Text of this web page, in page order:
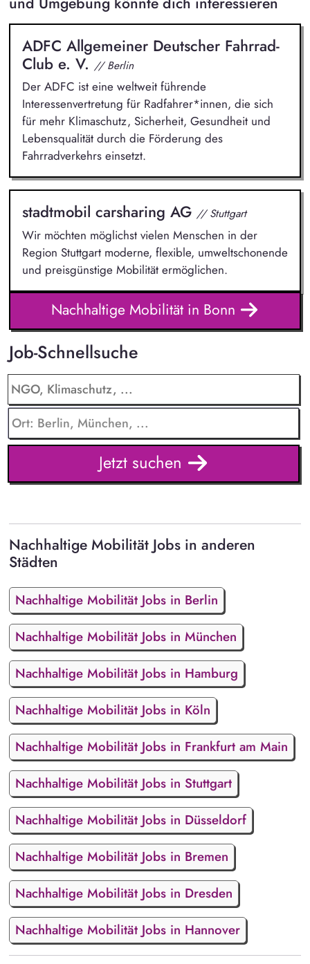
ADFC Allgemeiner Deutscher Fahrrad-
Club e. V. // Berlin
Der ADFC ist eine weltweit führende
Interessenvertretung für Radfahrer*innen, die sich
für mehr Klimaschutz, Sicherheit, Gesundheit und
Lebensqualität durch die Förderung des
Fahrradverkehrs einsetzt.
stadtmobil carsharing AG // Stuttgart
Wir möchten möglichst vielen Menschen in der
Region Stuttgart moderne, flexible, umweltschonende
und preisgünstige Mobilität ermöglichen.
Nachhaltige Mobilität in Bonn
Job-Schnellsuche
Jetzt suchen
Nachhaltige Mobilität Jobs in anderen
Städten
Nachhaltige Mobilität Jobs in Berlin
Nachhaltige Mobilität Jobs in München
Nachhaltige Mobilität Jobs in Hamburg
Nachhaltige Mobilität Jobs in Köln
Nachhaltige Mobilität Jobs in Frankfurt am Main
Nachhaltige Mobilität Jobs in Stuttgart
Nachhaltige Mobilität Jobs in Düsseldorf
Nachhaltige Mobilität Jobs in Bremen
Nachhaltige Mobilität Jobs in Dresden
Nachhaltige Mobilität Jobs in Hannover